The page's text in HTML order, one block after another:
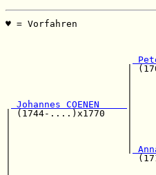
♥ =
|
Johannes COENEN
|
|                     |
|